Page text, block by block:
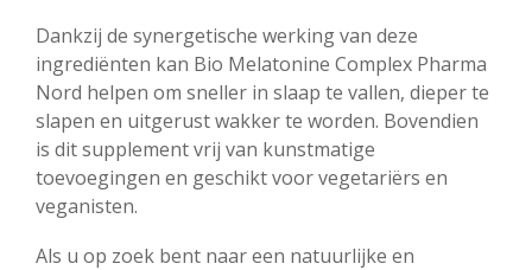
Dankzij de synergetische werking van deze
ingrediënten kan Bio Melatonine Complex Pharma
Nord helpen om sneller in slaap te vallen, dieper te
slapen en uitgerust wakker te worden. Bovendien
is dit supplement vrij van kunstmatige
toevoegingen en geschikt voor vegetariërs en
veganisten.
Als u op zoek bent naar een natuurlijke en